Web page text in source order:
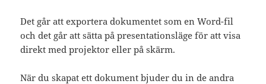
Det går att exportera dokumentet som en Word-fil
och det går att sätta på presentationsläge för att visa
direkt med projektor eller på skärm.
När du skapat ett dokument bjuder du in de andra